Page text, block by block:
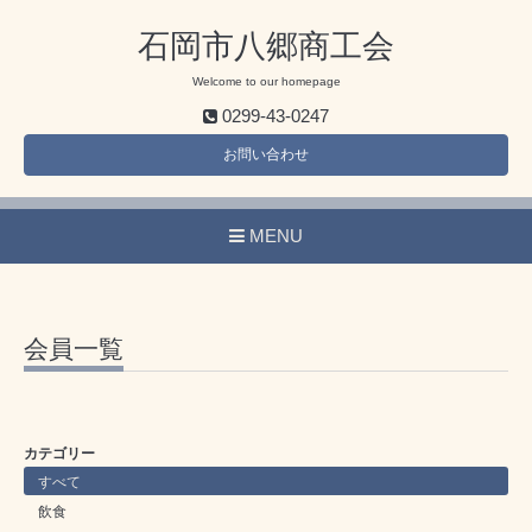
石岡市八郷商工会
Welcome to our homepage
0299-43-0247
お問い合わせ
MENU
会員一覧
カテゴリー
すべて
飲食